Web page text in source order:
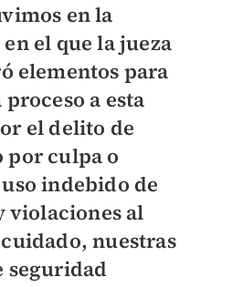
en la
el que la jueza
elementos para
a esta
el delito de
culpa o
indebido de
violaciones al
nuestras
seguridad